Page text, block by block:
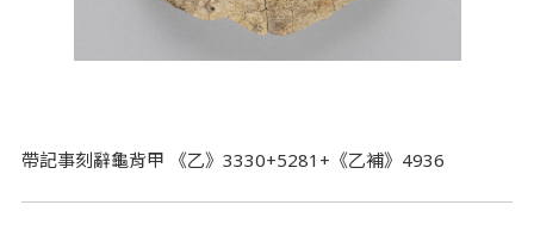
帶記事刻辭龜背甲 《乙》3330+5281+《乙補》4936